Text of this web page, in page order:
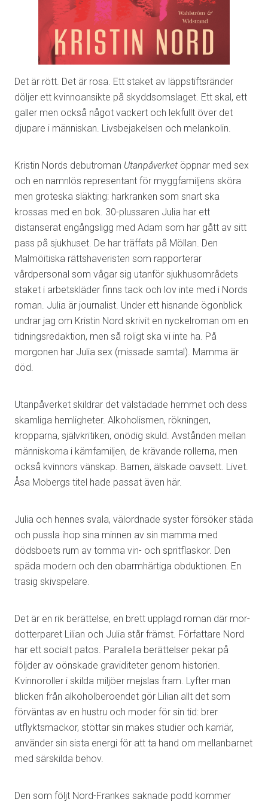
Det är rött. Det är rosa. Ett staket av läppstiftsränder
döljer ett kvinnoansikte på skyddsomslaget. Ett skal, ett
galler men också något vackert och lekfullt över det
djupare i människan. Livsbejakelsen och melankolin.
Kristin Nords debutroman Utanpåverket öppnar med sex
och en namnlös representant för myggfamiljens sköra
men groteska släkting: harkranken som snart ska
krossas med en bok. 30-plussaren Julia har ett
distanserat engångsligg med Adam som har gått av sitt
pass på sjukhuset. De har träffats på Möllan. Den
Malmöitiska rättshaveristen som rapporterar
vårdpersonal som vågar sig utanför sjukhusområdets
staket i arbetskläder finns tack och lov inte med i Nords
roman. Julia är journalist. Under ett hisnande ögonblick
undrar jag om Kristin Nord skrivit en nyckelroman om en
tidningsredaktion, men så roligt ska vi inte ha. På
morgonen har Julia sex (missade samtal). Mamma är
död.
Utanpåverket skildrar det välstädade hemmet och dess
skamliga hemligheter. Alkoholismen, rökningen,
kropparna, självkritiken, onödig skuld. Avstånden mellan
människorna i kärnfamiljen, de krävande rollerna, men
också kvinnors vänskap. Barnen, älskade oavsett. Livet.
Åsa Mobergs titel hade passat även här.
Julia och hennes svala, välordnade syster försöker städa
och pussla ihop sina minnen av sin mamma med
dödsboets rum av tomma vin- och spritflaskor. Den
späda modern och den obarmhärtiga obduktionen. En
trasig skivspelare.
Det är en rik berättelse, en brett upplagd roman där mor-
dotterparet Lilian och Julia står främst. Författare Nord
har ett socialt patos. Parallella berättelser pekar på
följder av oönskade graviditeter genom historien.
Kvinnoroller i skilda miljöer mejslas fram. Lyfter man
blicken från alkoholberoendet gör Lilian allt det som
förväntas av en hustru och moder för sin tid: brer
utflyktsmackor, stöttar sin makes studier och karriär,
använder sin sista energi för att ta hand om mellanbarnet
med särskilda behov.
Den som följt Nord-Frankes saknade podd kommer